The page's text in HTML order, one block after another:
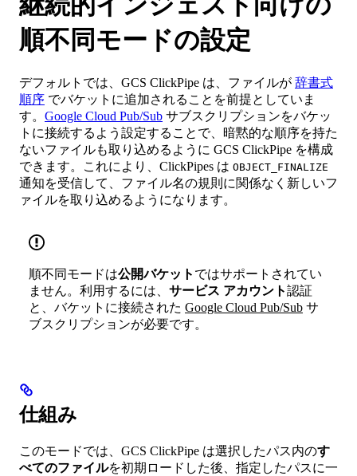
順不同モードの設定
デフォルトでは、GCS ClickPipe は、ファイルが 辞書式
順序 でバケットに追加されることを前提としていま
す。 Google Cloud Pub/Sub サブスクリプションをバケッ
トに接続するよう設定することで、暗黙的な順序を持た
ないファイルも取り込めるように GCS ClickPipe を構成
できます。これにより、ClickPipes は OBJECT_FINALIZE
通知を受信して、ファイル名の規則に関係なく新しいフ
ァイルを取り込めるようになります。
順不同モードは公開バケット ではサポートされてい
ません。利用するには、 サービス アカウント認証
と、バケットに接続された Google Cloud Pub/Sub サ
ブスクリプションが必要です。
仕組み
このモードでは、GCS ClickPipe は選択したパス内のす
べてのファイルを初期ロードした後、指定したパスに一